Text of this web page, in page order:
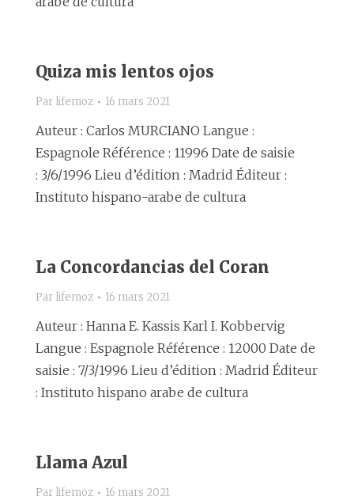
Quiza mis lentos ojos
Par lifemoz 16 mars 2021
Auteur : Carlos MURCIANO Langue :
Espagnole Référence : 11996 Date de saisie
: 3/6/1996 Lieu d’édition : Madrid Éditeur :
Instituto hispano-arabe de cultura
La Concordancias del Coran
Par lifemoz 16 mars 2021
Auteur : Hanna E. Kassis Karl I. Kobbervig
Langue : Espagnole Référence : 12000 Date de
saisie : 7/3/1996 Lieu d’édition : Madrid Éditeur
: Instituto hispano arabe de cultura
Llama Azul
Par lifemoz 16 mars 2021